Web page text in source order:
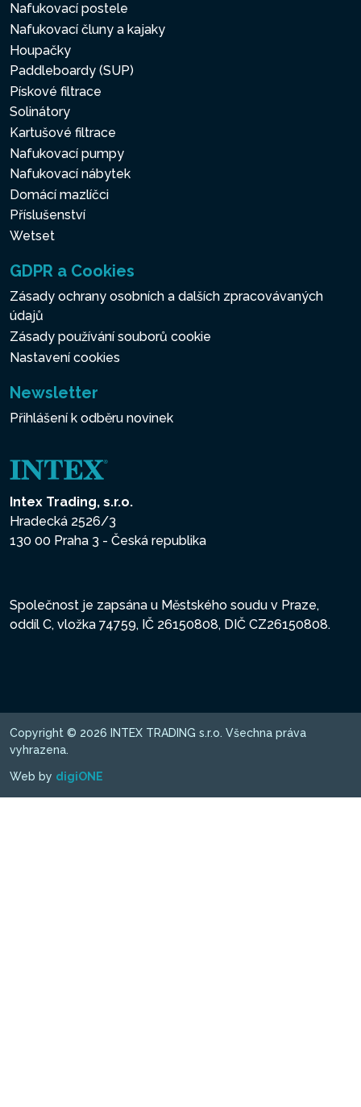
Nafukovací postele
Nafukovací čluny a kajaky
Houpačky
Paddleboardy (SUP)
Pískové filtrace
Solinátory
Kartušové filtrace
Nafukovací pumpy
Nafukovací nábytek
Domácí mazlíčci
Příslušenství
Wetset
GDPR a Cookies
Zásady ochrany osobních a dalších zpracovávaných
údajů
Zásady používání souborů cookie
Nastavení cookies
Newsletter
Přihlášení k odběru novinek
Intex Trading, s.r.o.
Hradecká 2526/3
130 00 Praha 3 - Česká republika
Společnost je zapsána u Městského soudu v Praze,
oddíl C, vložka 74759, IČ 26150808, DIČ CZ26150808.
Copyright © 2026 INTEX TRADING s.r.o. Všechna práva
vyhrazena.
Web by digiONE